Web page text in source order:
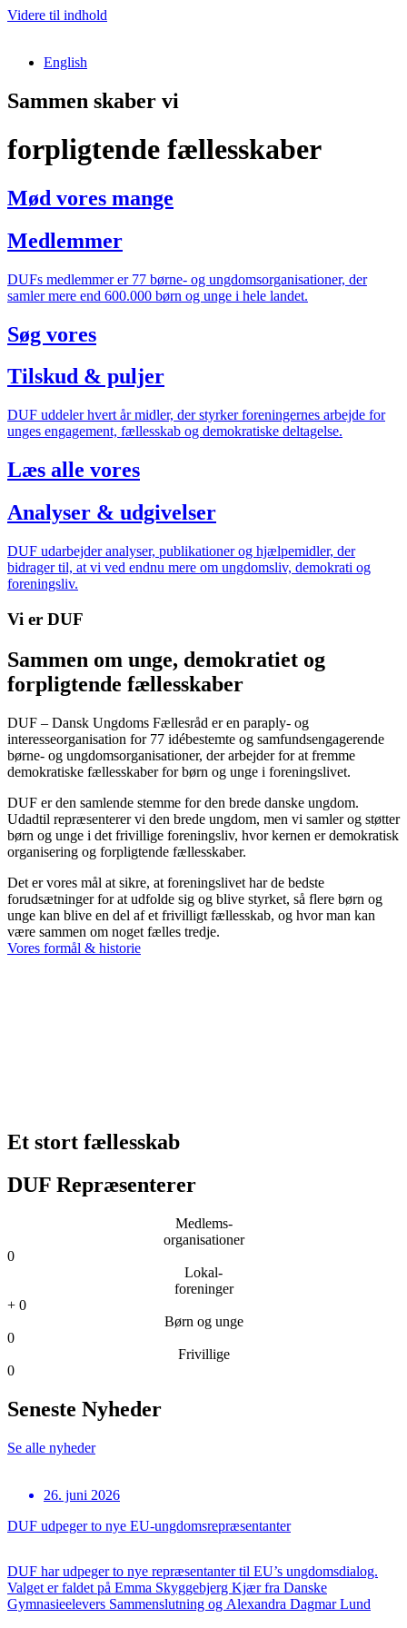
Videre til indhold
English
Sammen skaber vi
forpligtende fællesskaber
Mød vores mange
Medlemmer
DUFs medlemmer er 77 børne- og ungdomsorganisationer, der
samler mere end 600.000 børn og unge i hele landet.
Søg vores
Tilskud & puljer
DUF uddeler hvert år midler, der styrker foreningernes arbejde for
unges engagement, fællesskab og demokratiske deltagelse.
Læs alle vores
Analyser & udgivelser
DUF udarbejder analyser, publikationer og hjælpemidler, der
bidrager til, at vi ved endnu mere om ungdomsliv, demokrati og
foreningsliv.
Vi er DUF
Sammen om unge, demokratiet og
forpligtende fællesskaber
DUF – Dansk Ungdoms Fællesråd er en paraply- og
interesseorganisation for 77 idébestemte og samfundsengagerende
børne- og ungdomsorganisationer, der arbejder for at fremme
demokratiske fællesskaber for børn og unge i foreningslivet.
DUF er den samlende stemme for den brede danske ungdom.
Udadtil repræsenterer vi den brede ungdom, men vi samler og støtter
børn og unge i det frivillige foreningsliv, hvor kernen er demokratisk
organisering og forpligtende fællesskaber.
Det er vores mål at sikre, at foreningslivet har de bedste
forudsætninger for at udfolde sig og blive styrket, så flere børn og
unge kan blive en del af et frivilligt fællesskab, og hvor man kan
være sammen om noget fælles tredje.
Vores formål & historie
Et stort fællesskab
DUF Repræsenterer
Medlems-
organisationer
0
Lokal-
foreninger
+ 0
Børn og unge
0
Frivillige
0
Seneste Nyheder
Se alle nyheder
26. juni 2026
DUF udpeger to nye EU-ungdomsrepræsentanter
DUF har udpeger to nye repræsentanter til EU’s ungdomsdialog.
Valget er faldet på Emma Skyggebjerg Kjær fra Danske
Gymnasieelevers Sammenslutning og Alexandra Dagmar Lund